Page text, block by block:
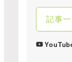
記事